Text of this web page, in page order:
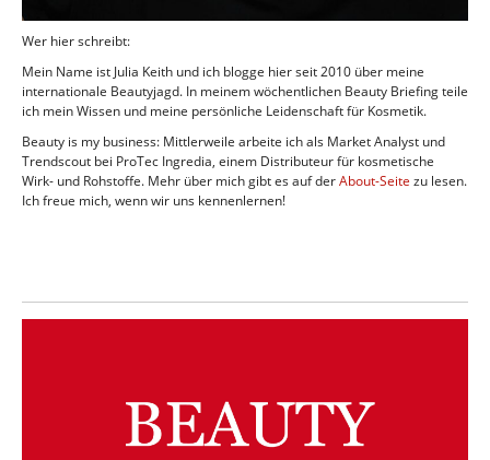
Wer hier schreibt:
Mein Name ist Julia Keith und ich blogge hier seit 2010 über meine
internationale Beautyjagd. In meinem wöchentlichen Beauty Briefing teile
ich mein Wissen und meine persönliche Leidenschaft für Kosmetik.
Beauty is my business: Mittlerweile arbeite ich als Market Analyst und
Trendscout bei ProTec Ingredia, einem Distributeur für kosmetische
Wirk- und Rohstoffe. Mehr über mich gibt es auf derAbout-Seite zu lesen.
Ich freue mich, wenn wir uns kennenlernen!